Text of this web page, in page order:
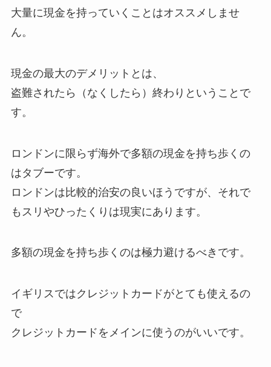
大量に現金を持っていくことはオススメしませ
ん。
現金の最大のデメリットとは、
盗難されたら（なくしたら）終わりということで
す。
ロンドンに限らず海外で多額の現金を持ち歩くの
はタブーです。
ロンドンは比較的治安の良いほうですが、それで
もスリやひったくりは現実にあります。
多額の現金を持ち歩くのは極力避けるべきです。
イギリスではクレジットカードがとても使えるの
で
クレジットカードをメインに使うのがいいです。